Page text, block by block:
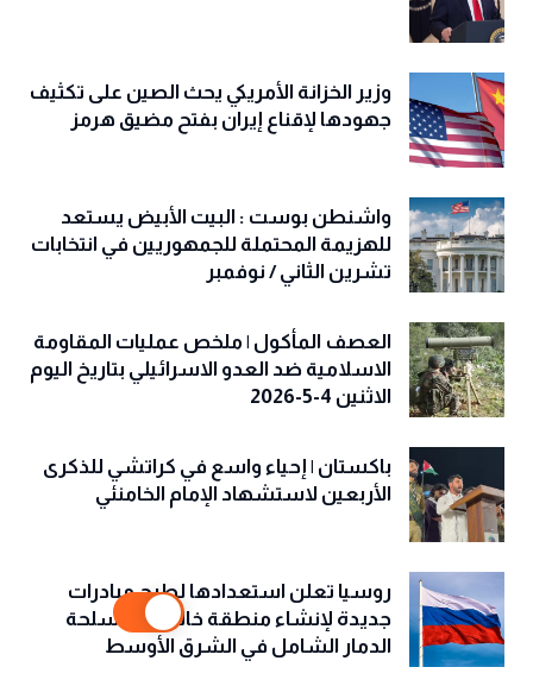
وزير الخزانة الأمريكي يحث الصين على تكثيف
جهودها لإقناع إيران بفتح مضيق هرمز
واشنطن بوست : البيت الأبيض يستعد
للهزيمة المحتملة للجمهوريين في انتخابات
تشرين الثاني / نوفمبر
العصف المأكول | ملخص عمليات المقاومة
الاسلامية ضد العدو الاسرائيلي بتاريخ اليوم
الاثنين 4-5-2026
باكستان | إحياء واسع في كراتشي للذكرى
الأربعين لاستشهاد الإمام الخامنئي
روسيا تعلن استعدادها لطرح مبادرات
جديدة لإنشاء منطقة خالية من أسلحة
الدمار الشامل في الشرق الأوسط